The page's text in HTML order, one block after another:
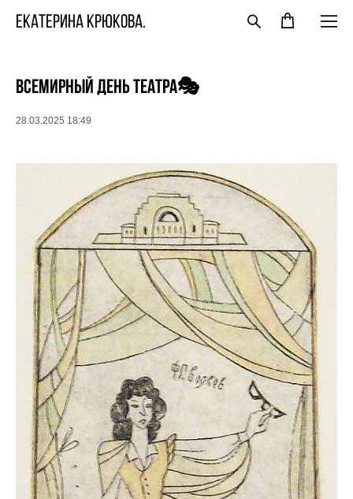
ЕКАТЕРИНА КРЮКОВА.
Всемирный день театра🎭
28.03.2025 18:49